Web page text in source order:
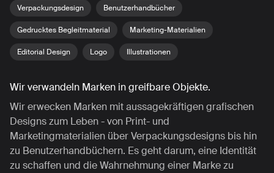
Verpackungsdesign Benutzerhandbücher
Gedrucktes Begleitmaterial Marketing-Materialien
Editorial Design Logo Illustrationen
Wir verwandeln Marken in greifbare Objekte.
Wir erwecken Marken mit aussagekräftigen grafischen
Designs zum Leben - von Print- und
Marketingmaterialien über Verpackungsdesigns bis hin
zu Benutzerhandbüchern. Es geht darum, eine Identität
zu schaffen und die Wahrnehmung einer Marke zu